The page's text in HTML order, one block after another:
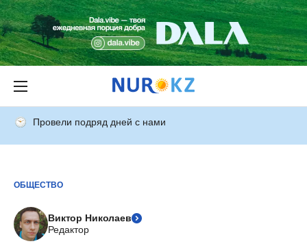
Провели подряд дней с нами
ОБЩЕСТВО
Виктор Николаев
Редактор